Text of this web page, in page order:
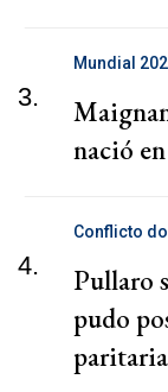
3.
Mundial
nació
4.
Conflicto
Pullaro
pudo